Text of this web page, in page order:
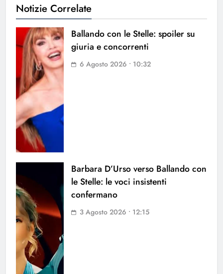
Notizie Correlate
Ballando con le Stelle: spoiler su
giuria e concorrenti
6 Agosto 2026 • 10:32
Barbara D’Urso verso Ballando con
le Stelle: le voci insistenti
confermano
3 Agosto 2026 • 12:15